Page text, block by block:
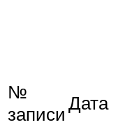
№
записиДата